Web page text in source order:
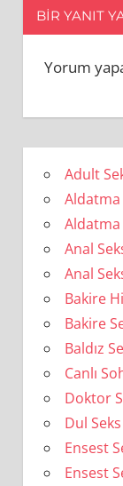
BIR YANIT
Yorum
Adult
Aldatma
Aldatma
Anal
Anal
Bakire
Bakire
Baldız
Canlı
Doktor
Dul
Ensest
Ensest